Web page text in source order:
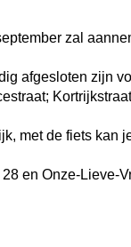
zal
afgesloten zijn
met de fiets
en Onze-Lieve-